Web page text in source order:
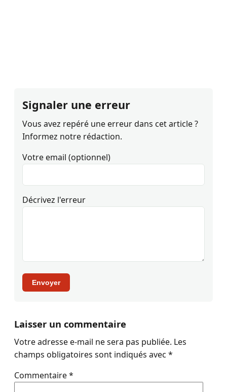
Signaler une erreur
Vous avez repéré une erreur dans cet article ?
Informez notre rédaction.
Votre email (optionnel)
Décrivez l'erreur
Envoyer
Laisser un commentaire
Votre adresse e-mail ne sera pas publiée. Les
champs obligatoires sont indiqués avec *
Commentaire*